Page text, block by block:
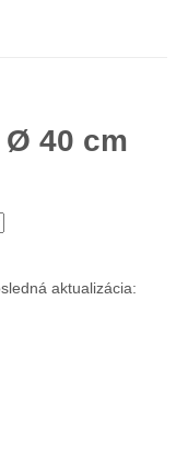
Ø 40 cm
aktualizácia: